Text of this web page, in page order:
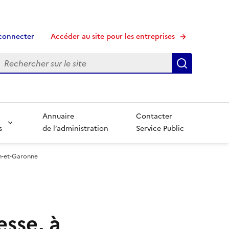
Accéder au site pour les entreprises
Annuaire
de l’administration
Contacter
Service Public
et-Garonne